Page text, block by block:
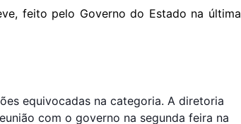
feito pelo Governo do Estado na última
equivocadas na categoria. A diretoria
com o governo na segunda feira na